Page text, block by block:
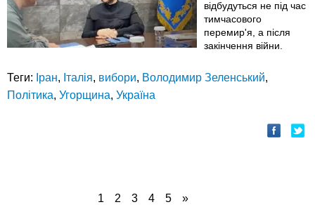
відбудуться не під час
тимчасового
перемир'я, а після
закінчення війни.
Теги: Іран, Італія, вибори, Володимир Зеленський,
Політика, Угорщина, Україна
1 2 3 4 5 »